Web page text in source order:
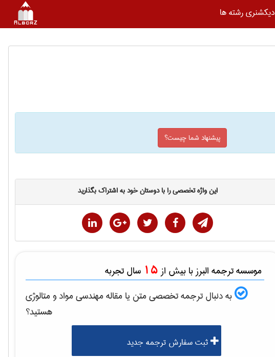
دیکشنری رشته ها
پیشنهاد شما چیست؟
این واژه تخصصی را با دوستان خود به اشتراک بگذارید
موسسه ترجمه البرز با بیش از 15 سال تجربه
به دنبال ترجمه تخصصی متن یا مقالهمهندسی مواد و متالوژی
هستید؟
ثبت سفارش ترجمه جدید